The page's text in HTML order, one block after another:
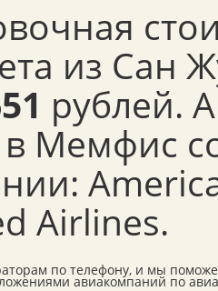
из Сан
рублей.
Мемфис
Airlines.
по телефону, и мы
авиакомпаний по